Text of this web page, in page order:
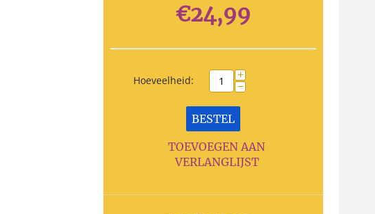
€24,99
Hoeveelheid: +
−
BESTEL
TOEVOEGEN AAN
VERLANGLIJST